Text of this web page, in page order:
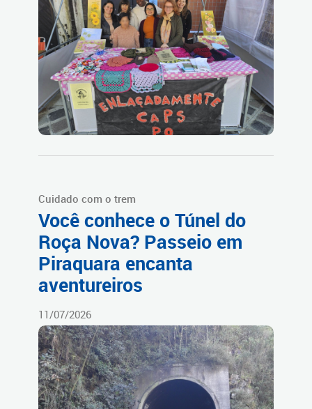
Cuidado com o trem
Você conhece o Túnel do
Roça Nova? Passeio em
Piraquara encanta
aventureiros
11/07/2026